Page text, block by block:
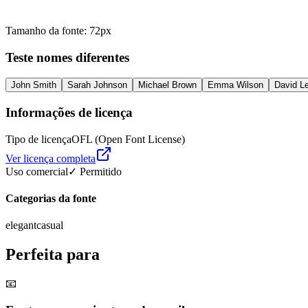
Tamanho da fonte: 72px
Teste nomes diferentes
John Smith Sarah Johnson Michael Brown Emma Wilson David
Informações de licença
Tipo de licençaOFL (Open Font License)
Ver licença completa
Uso comercial✓ Permitido
Categorias da fonte
elegantcasual
Perfeita para
📧